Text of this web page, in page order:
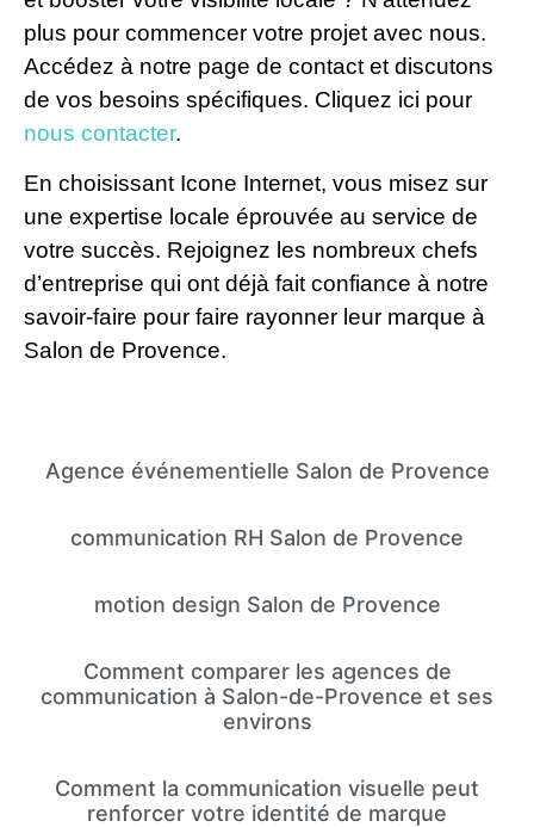
plus pour commencer votre projet avec nous.
Accédez à notre page de contact et discutons
de vos besoins spécifiques. Cliquez ici pour
nous contacter.
En choisissant Icone Internet, vous misez sur
une expertise locale éprouvée au service de
votre succès. Rejoignez les nombreux chefs
d’entreprise qui ont déjà fait confiance à notre
savoir-faire pour faire rayonner leur marque à
Salon de Provence.
Agence événementielle Salon de Provence
communication RH Salon de Provence
motion design Salon de Provence
Comment comparer les agences de
communication à Salon-de-Provence et ses
environs
Comment la communication visuelle peut
renforcer votre identité de marque